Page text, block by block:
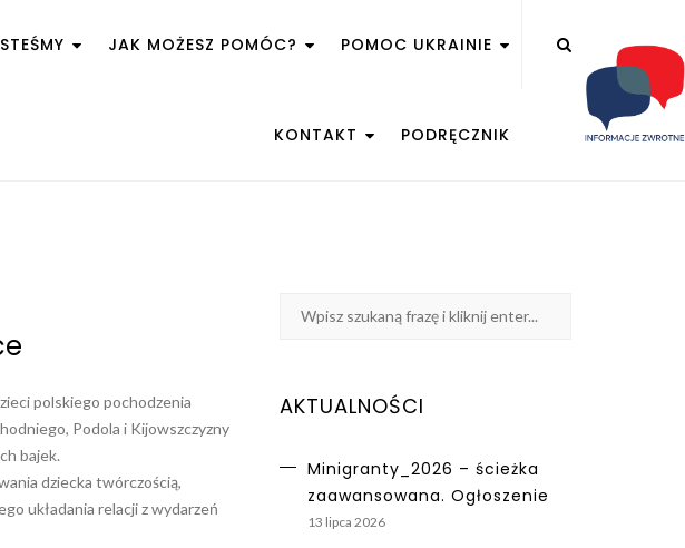
JAK MOŻESZ POMÓC? POMOC UKRAINIE
KONTAKT PODRĘCZNIK
polskiego pochodzenia
Podola i Kijowszczyzny
bajek.
dziecka twórczością,
układania relacji z wydarzeń
AKTUALNOŚCI
Minigranty_2026 – ścieżka
zaawansowana. Ogłoszenie
13 lipca 2026